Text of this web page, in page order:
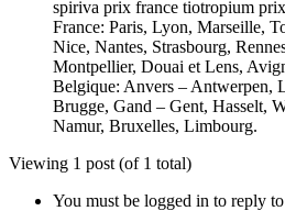
spiriva prix france tiotropium prix
France: Paris, Lyon, Marseille,
Nice, Nantes, Strasbourg,
Montpellier, Douai et Lens,
Belgique: Anvers – Antwerpen,
Brugge, Gand – Gent, Hasselt,
Namur, Bruxelles, Limbourg.
Viewing 1 post (of 1 total)
You must be logged in to reply